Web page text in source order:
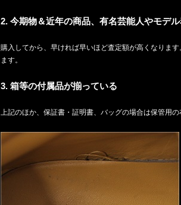
2. 今期物＆近年の商品、有名芸能人やモデ
購入してから、早ければ早いほど査定額が高くなりま
ます。
3. 箱等の付属品が揃っている
上記のほか、保証書・証明書、バッグの場合は保管用